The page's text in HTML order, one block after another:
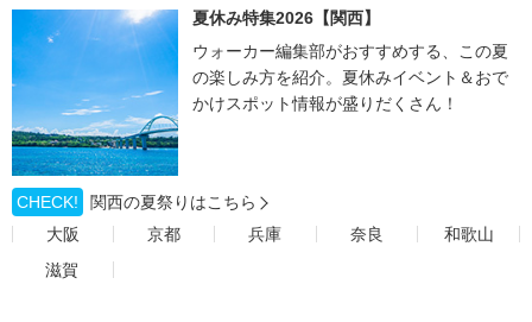
夏休み特集2026【関西】
ウォーカー編集部がおすすめする、この夏
の楽しみ方を紹介。夏休みイベント＆おで
かけスポット情報が盛りだくさん！
CHECK!
関西の夏祭りはこちら
大阪
京都 兵庫 奈良
和歌山
滋賀